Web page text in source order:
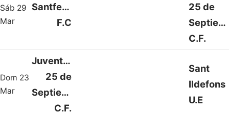
Sáb 29
Mar
Santfeliuenc
F.C
25 de
C.F.
Dom 23
Mar
Juventud
25 de
Septiembre
C.F.
Sant
Ildefons
U.E